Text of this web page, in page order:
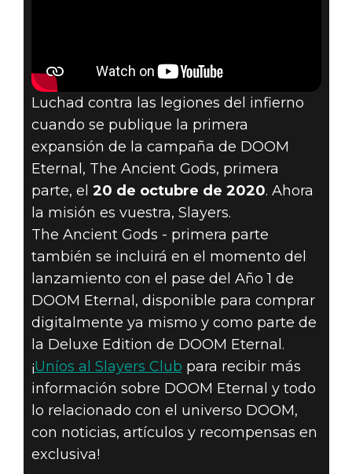
- PRIMERA
PARTE
Luchad contra las legiones del infierno
cuando se publique la primera
expansión de la campaña de DOOM
Eternal, The Ancient Gods, primera
parte, el 20 de octubre de 2020. Ahora
la misión es vuestra, Slayers.
The Ancient Gods - primera parte
también se incluirá en el momento del
lanzamiento con el pase del Año 1 de
DOOM Eternal, disponible para comprar
digitalmente ya mismo y como parte de
la Deluxe Edition de DOOM Eternal.
¡Uníos al Slayers Club para recibir más
información sobre DOOM Eternal y todo
lo relacionado con el universo DOOM,
con noticias, artículos y recompensas en
exclusiva!